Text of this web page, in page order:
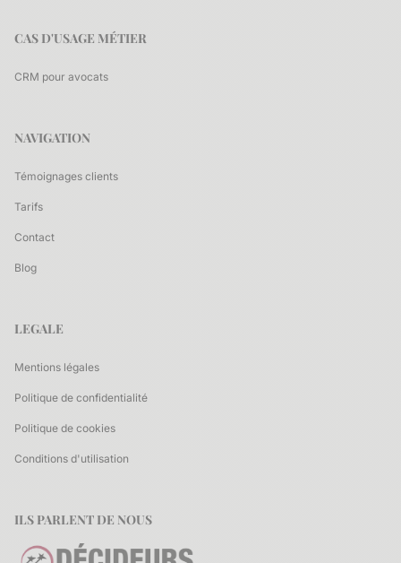
CAS D'USAGE MÉTIER
CRM pour avocats
NAVIGATION
Témoignages clients
Tarifs
Contact
Blog
LEGALE
Mentions légales
Politique de confidentialité
Politique de cookies
Conditions d'utilisation
ILS PARLENT DE NOUS